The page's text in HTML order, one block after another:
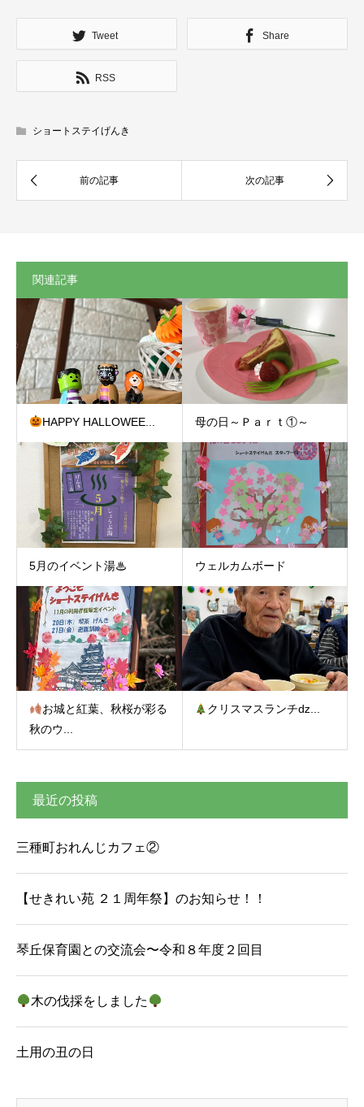
Tweet Share
RSS
ショートステイげんき
関連記事
HAPPY HALLOWEE... 母の日～Ｐａｒｔ①～
5月のイベント湯♨ ウェルカムボード
お城と紅葉、秋桜が彩る
秋のウ...
クリスマスランチǳ...
最近の投稿
三種町おれんじカフェ②
【せきれい苑 ２１周年祭】のお知らせ！！
琴丘保育園との交流会〜令和８年度２回目
木の伐採をしました
土用の丑の日